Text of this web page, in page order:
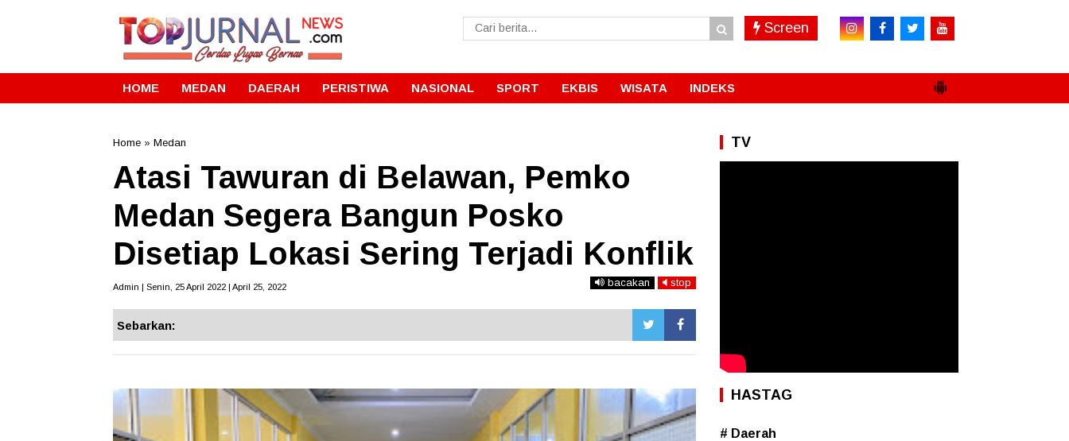
Screen
HOME MEDAN DAERAH PERISTIWA NASIONAL SPORT EKBIS WISATA INDEKS
Home » Medan
Atasi Tawuran di Belawan, Pemko
Medan Segera Bangun Posko
Disetiap Lokasi Sering Terjadi Konflik
Admin | Senin, 25 April 2022 | April 25, 2022 bacakan stop
Sebarkan:
TV
HASTAG
# Daerah